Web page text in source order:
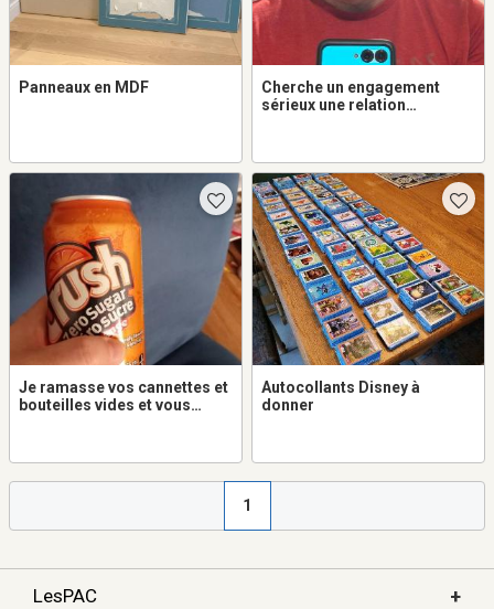
Panneaux en MDF
Cherche un engagement
sérieux une relation
Je ramasse vos cannettes et
bouteilles vides et vous
Autocollants Disney à
donner
1
LesPAC +